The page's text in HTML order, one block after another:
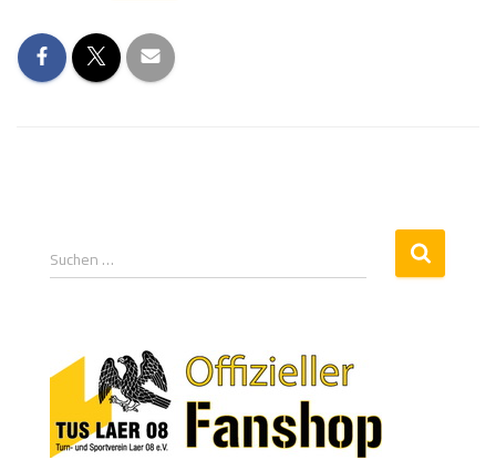
Suchen …